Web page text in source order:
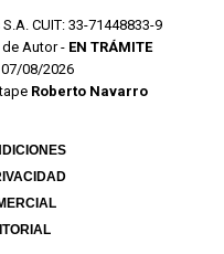
CUIT: 33-71448833-9
Autor - EN TRÁMITE
08/2026
Roberto Navarro